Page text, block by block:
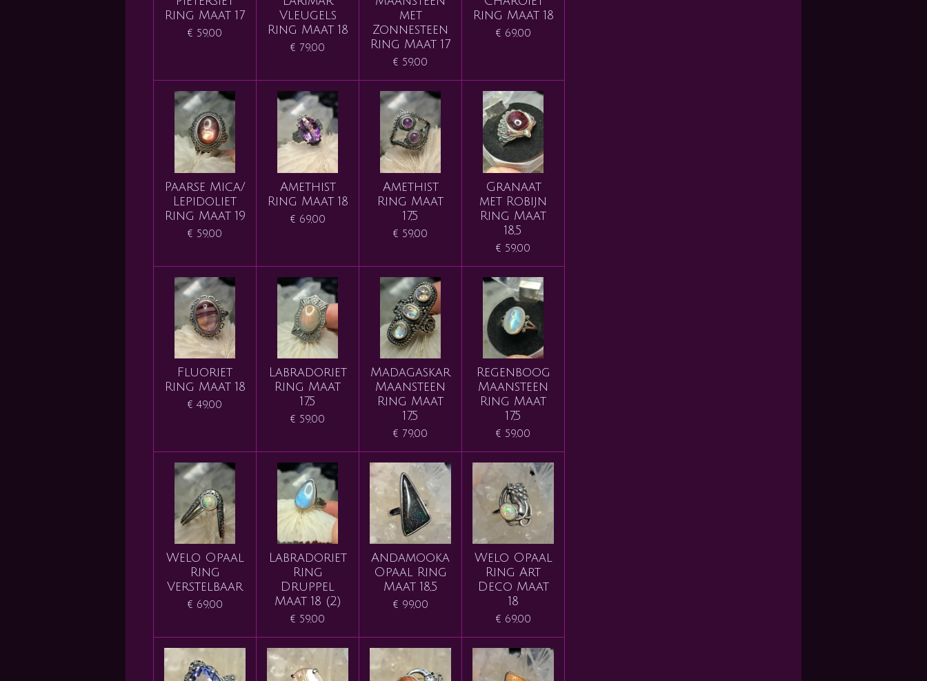
Ring Maat 17
€ 59,00
Vleugels
Ring Maat 18
€ 79,00
met
Zonnesteen
Ring Maat 17
€ 59,00
Ring Maat 18
€ 69,00
Paarse Mica/
Lepidoliet
Ring Maat 19
€ 59,00
Amethist
Ring Maat 18
€ 69,00
Amethist
Ring Maat
17,5
€ 59,00
Granaat
met Robijn
Ring Maat
18,5
€ 59,00
Fluoriet
Ring Maat 18
€ 49,00
Labradoriet
Ring Maat
17,5
€ 59,00
Madagaskar
Maansteen
Ring Maat
17,5
€ 79,00
Regenboog
Maansteen
Ring Maat
17,5
€ 59,00
Welo Opaal
Ring
Verstelbaar
€ 69,00
Labradoriet
Ring
Druppel
Maat 18 (2)
€ 59,00
Andamooka
Opaal Ring
Maat 18,5
€ 99,00
Welo Opaal
Ring Art
Deco Maat
18
€ 69,00